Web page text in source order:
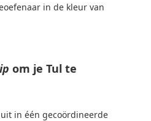
in de kleur van
om je Tul te
in één gecoördineerde